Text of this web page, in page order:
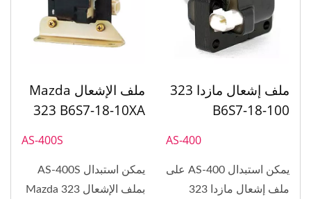
ملف إشعال مازدا 323
B6S7-18-100
AS-400
يمكن استبدال AS-400 على
ملف إشعال مازدا 323
ملف الإشعال Mazda
323 B6S7-18-10XA
AS-400S
يمكن استبدال AS-400S
بملف الإشعال Mazda 323